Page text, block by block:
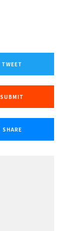
TWEET
SUBMIT
SHARE